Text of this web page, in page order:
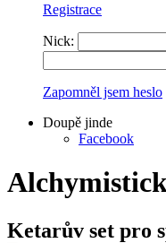
Registrace
Nick:
Zapomněl jsem heslo
Doupě jinde
Facebook
Ketarův set pro